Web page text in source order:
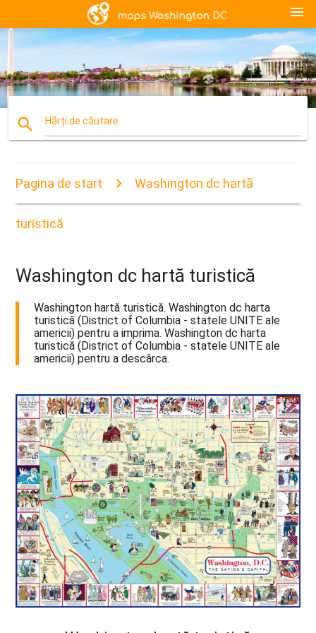
menu
search Hărți de căutare
Pagina de start Washington dc hartă
turistică
Washington dc hartă turistică
Washington hartă turistică. Washington dc harta
turistică (District of Columbia - statele UNITE ale
americii) pentru a imprima. Washington dc harta
turistică (District of Columbia - statele UNITE ale
americii) pentru a descărca.